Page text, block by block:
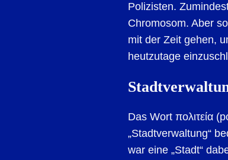
Polizisten.
Chromosom. Aber
mit der Zeit gehen,
heutzutage
Das Wort πολιτεία
„Stadtverwaltung“
war eine „Stadt“